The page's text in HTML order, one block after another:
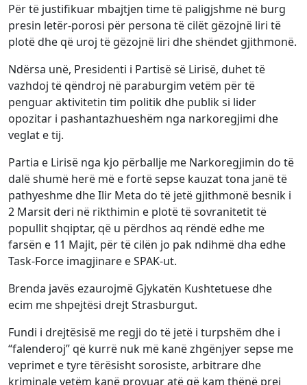
Për të justifikuar mbajtjen time të paligjshme në burg
presin letër-porosi për persona të cilët gëzojnë liri të
plotë dhe që uroj të gëzojnë liri dhe shëndet gjithmonë.
Ndërsa unë, Presidenti i Partisë së Lirisë, duhet të
vazhdoj të qëndroj në paraburgim vetëm për të
penguar aktivitetin tim politik dhe publik si lider
opozitar i pashantazhueshëm nga narkoregjimi dhe
veglat e tij.
Partia e Lirisë nga kjo përballje me Narkoregjimin do të
dalë shumë herë më e fortë sepse kauzat tona janë të
pathyeshme dhe Ilir Meta do të jetë gjithmonë besnik i
2 Marsit deri në rikthimin e plotë të sovranitetit të
popullit shqiptar, që u përdhos aq rëndë edhe me
farsën e 11 Majit, për të cilën jo pak ndihmë dha edhe
Task-Force imagjinare e SPAK-ut.
Brenda javës ezaurojmë Gjykatën Kushtetuese dhe
ecim me shpejtësi drejt Strasburgut.
Fundi i drejtësisë me regji do të jetë i turpshëm dhe i
“falenderoj” që kurrë nuk më kanë zhgënjyer sepse me
veprimet e tyre tërësisht sorosiste, arbitrare dhe
kriminale vetëm kanë provuar atë që kam thënë prej